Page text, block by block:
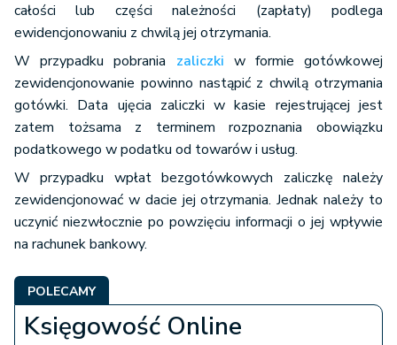
całości lub części należności (zapłaty) podlega
ewidencjonowaniu z chwilą jej otrzymania.
W przypadku pobrania zaliczki w formie gotówkowej
zewidencjonowanie powinno nastąpić z chwilą otrzymania
gotówki. Data ujęcia zaliczki w kasie rejestrującej jest
zatem tożsama z terminem rozpoznania obowiązku
podatkowego w podatku od towarów i usług.
W przypadku wpłat bezgotówkowych zaliczkę należy
zewidencjonować w dacie jej otrzymania. Jednak należy to
uczynić niezwłocznie po powzięciu informacji o jej wpływie
na rachunek bankowy.
POLECAMY
Księgowość Online